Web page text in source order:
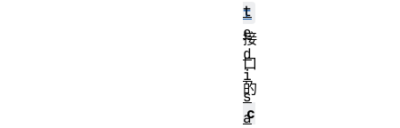
t
接
口
的
c
t
e
d
i
s
a